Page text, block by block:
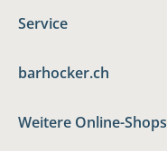
Service
barhocker.ch
Weitere Online-Shops